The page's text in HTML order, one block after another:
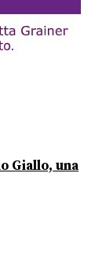
Giallo, una